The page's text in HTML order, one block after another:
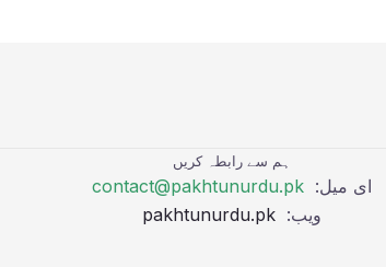
ہم سے رابطہ کریں
ای میل: contact@pakhtunurdu.pk
ویب: